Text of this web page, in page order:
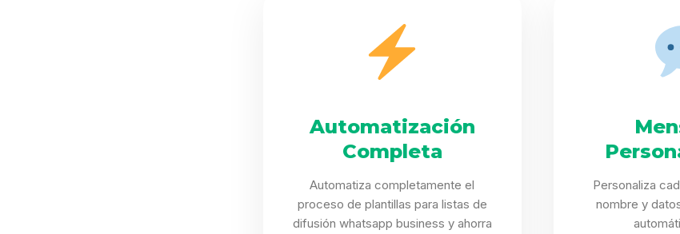
Automatización
Completa
Automatiza completamente el
proceso de plantillas para listas de
difusión whatsapp business y ahorra
Personaliza
nombre y